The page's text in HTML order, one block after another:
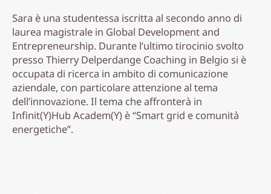
Sara è una studentessa iscritta al secondo anno di
laurea magistrale in Global Development and
Entrepreneurship. Durante l’ultimo tirocinio svolto
presso Thierry Delperdange Coaching in Belgio si è
occupata di ricerca in ambito di comunicazione
aziendale, con particolare attenzione al tema
dell’innovazione. Il tema che affronterà in
Infinit(Y)Hub Academ(Y) è “Smart grid e comunità
energetiche”.